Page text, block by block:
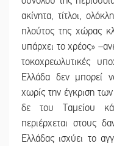
ακίνητα, τίτλοι,
πλούτος της χώρας
υπάρχει το χρέος»
τοκοχρεωλυτικές
Ελλάδα δεν μπορεί
χωρίς την έγκριση
δε του Ταμείου
περιέρχεται στους
Ελλάδας ισχύει το